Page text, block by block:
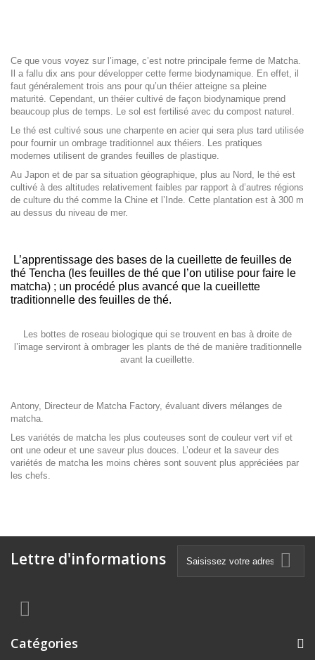
Ce que vous voyez sur l’image, c’est notre principale ferme de Matcha.
Il a fallu dix ans pour développer cette ferme biodynamique. En effet, il
faut généralement trois ans pour qu’un théier atteigne sa pleine
maturité. Cependant, un théier cultivé de façon biodynamique prend
beaucoup plus de temps. Le sol est fertilisé avec du compost naturel.
Le thé est cultivé sous une charpente en acier qui sera plus tard utilisée
pour fournir un ombrage traditionnel aux théiers. Les pratiques
modernes utilisent de grandes feuilles de plastique.
Au Japon et de par sa situation géographique, plus au Nord, le thé est
cultivé à des altitudes relativement faibles par rapport à d’autres régions
de culture du thé comme la Chine et l’Inde. Cette plantation est à 300 m
au dessus du niveau de mer.
L’apprentissage des bases de la cueillette de feuilles de
thé Tencha (les feuilles de thé que l’on utilise pour faire le
matcha) ; un procédé plus avancé que la cueillette
traditionnelle des feuilles de thé.
Les bottes de roseau biologique qui se trouvent en bas à droite de
l’image serviront à ombrager les plants de thé de manière traditionnelle
avant la cueillette.
Antony, Directeur de Matcha Factory, évaluant divers mélanges de
matcha.
Les variétés de matcha les plus couteuses sont de couleur vert vif et
ont une odeur et une saveur plus douces. L’odeur et la saveur des
variétés de matcha les moins chères sont souvent plus appréciées par
les chefs.
Lettre d'informations
Catégories